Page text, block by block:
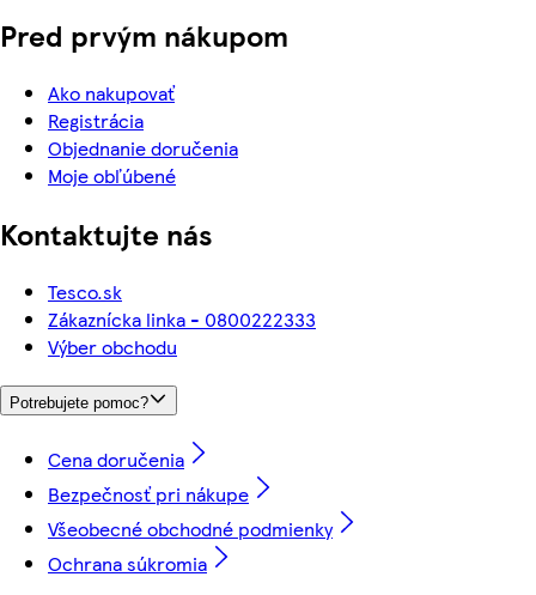
Pred prvým nákupom
Ako nakupovať
Registrácia
Objednanie doručenia
Moje obľúbené
Kontaktujte nás
Tesco.sk
Zákaznícka linka - 0800222333
Výber obchodu
Potrebujete pomoc?
Cena doručenia
Bezpečnosť pri nákupe
Všeobecné obchodné podmienky
Ochrana súkromia